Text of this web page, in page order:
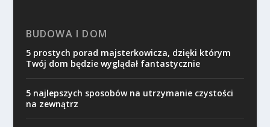
BUDOWA I DOM
5 prostych porad majsterkowicza, dzięki którym
Twój dom będzie wyglądał fantastycznie
5 najlepszych sposobów na utrzymanie czystości
na zewnątrz